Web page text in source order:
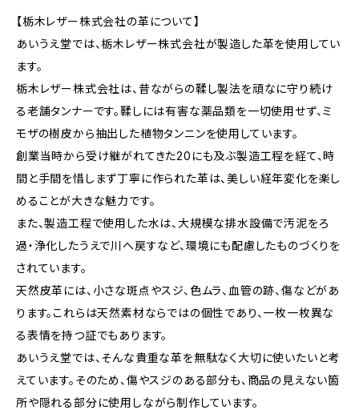
【栃木レザー株式会社の革について】
あいうえ堂では、栃木レザー株式会社が製造した革を使用してい
ます。
栃木レザー株式会社は、昔ながらの鞣し製法を頑なに守り続け
る老舗タンナーです。鞣しには有害な薬品類を一切使用せず、ミ
モザの樹皮から抽出した植物タンニンを使用しています。
創業当時から受け継がれてきた20にも及ぶ製造工程を経て、時
間と手間を惜しまず丁寧に作られた革は、美しい経年変化を楽し
めることが大きな魅力です。
また、製造工程で使用した水は、大規模な排水設備で汚泥をろ
過・浄化したうえで川へ戻すなど、環境にも配慮したものづくりを
されています。
天然皮革には、小さな斑点やスジ、色ムラ、血管の跡、傷などがあ
ります。これらは天然素材ならではの個性であり、一枚一枚異な
る表情を持つ証でもあります。
あいうえ堂では、そんな貴重な革を無駄なく大切に使いたいと考
えています。そのため、傷やスジのある部分も、商品の見えない箇
所や隠れる部分に使用しながら制作しています。